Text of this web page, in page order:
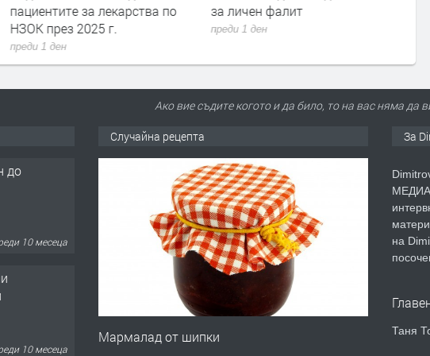
пациентите за лекарства по
НЗОК през 2025 г.
преди 1 ден
за личен фалит
преди 1 ден
е
Ако вие съдите когото и да било, то на вас няма да
до
10 месеца
10 месеца
Случайна рецепта
Мармалад от шипки
За
МЕДИА
на
Таня